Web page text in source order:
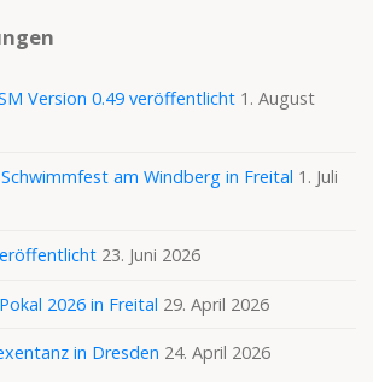
Version 0.49 veröffentlicht 1. August
Schwimmfest am Windberg in Freital 1. Juli
23. Juni 2026
2026 in Freital 29. April 2026
in Dresden 24. April 2026